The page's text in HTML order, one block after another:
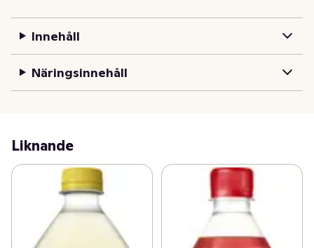
Innehåll
Näringsinnehåll
Liknande